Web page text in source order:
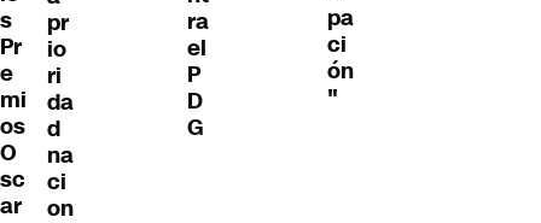
s
Pr
e
mi
os
O
sc
ar
pr
io
ri
da
d
na
ci
on
ra
el
P
D
G
pa
ci
ón
"